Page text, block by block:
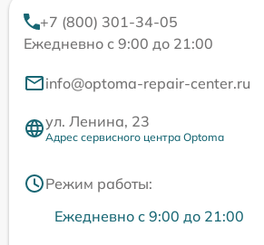
+7 (800) 301-34-05
Ежедневно с 9:00 до 21:00
info@optoma-repair-center.ru
ул. Ленина, 23
Адрес сервисного центра Optoma
Режим работы:
Ежедневно с 9:00 до 21:00